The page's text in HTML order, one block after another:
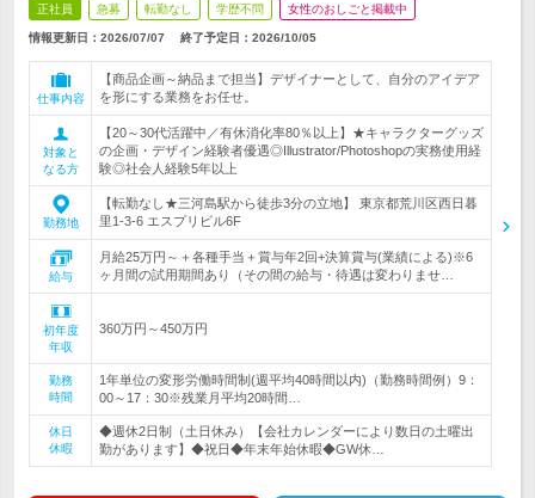
正社員 急募 転勤なし 学歴不問 女性のおしごと掲載中
情報更新日：2026/07/07 終了予定日： 2026/10/05
仕事内容
【商品企画～納品まで担当】デザイナーとして、自分のアイデア
を形にする業務をお任せ。
対象と
なる方
【20～30代活躍中／有休消化率80％以上】★キャラクターグッズ
の企画・デザイン経験者優遇◎Illustrator/Photoshopの実務使用経
験◎社会人経験5年以上
勤務地
【転勤なし★三河島駅から徒歩3分の立地】 東京都荒川区西日暮
里1-3-6 エスプリビル6F
給与
月給25万円～＋各種手当＋賞与年2回+決算賞与(業績による)※6
ヶ月間の試用期間あり（その間の給与・待遇は変わりませ…
初年度
年収
360万円～450万円
勤務
時間
1年単位の変形労働時間制(週平均40時間以内)（勤務時間例）9：
00～17：30※残業月平均20時間…
休日
休暇
◆週休2日制（土日休み）【会社カレンダーにより数日の土曜出
勤があります】◆祝日◆年末年始休暇◆GW休…